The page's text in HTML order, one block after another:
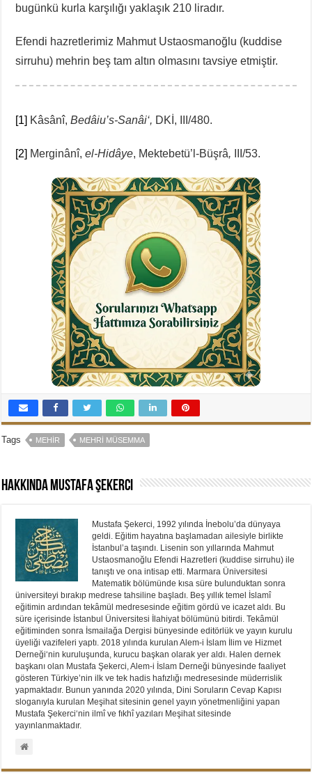
bugünkü kurla karşılığı yaklaşık 210 liradır.
Efendi hazretlerimiz Mahmut Ustaosmanoğlu (kuddise
sirruhu) mehrin beş tam altın olmasını tavsiye etmiştir.
[1] Kâsânî,Bedâiu’s-Sanâi‘, DKİ, III/480.
[2] Merginânî,el-Hidâye, Mektebetü’l-Büşrâ, III/53.
Tags MEHIR MEHRI MÜSEMMA
Hakkında Mustafa Şekerci
Mustafa Şekerci, 1992 yılında İnebolu’da dünyaya
geldi. Eğitim hayatına başlamadan ailesiyle birlikte
İstanbul’a taşındı. Lisenin son yıllarında Mahmut
Ustaosmanoğlu Efendi Hazretleri (kuddise sirruhu) ile
tanıştı ve ona intisap etti. Marmara Üniversitesi
Matematik bölümünde kısa süre bulunduktan sonra
üniversiteyi bırakıp medrese tahsiline başladı. Beş yıllık temel İslamî
eğitimin ardından tekâmül medresesinde eğitim gördü ve icazet aldı. Bu
süre içerisinde İstanbul Üniversitesi İlahiyat bölümünü bitirdi. Tekâmül
eğitiminden sonra İsmailağa Dergisi bünyesinde editörlük ve yayın kurulu
üyeliği vazifeleri yaptı. 2018 yılında kurulan Alem-i İslam İlim ve Hizmet
Derneği‘nin kuruluşunda, kurucu başkan olarak yer aldı. Halen dernek
başkanı olan Mustafa Şekerci, Alem-i İslam Derneği bünyesinde faaliyet
gösteren Türkiye’nin ilk ve tek hadis hafızlığı medresesinde müderrislik
yapmaktadır. Bunun yanında 2020 yılında, Dini Soruların Cevap Kapısı
sloganıyla kurulan Meşihat sitesinin genel yayın yönetmenliğini yapan
Mustafa Şekerci‘nin ilmî ve fıkhî yazıları Meşihat sitesinde
yayınlanmaktadır.